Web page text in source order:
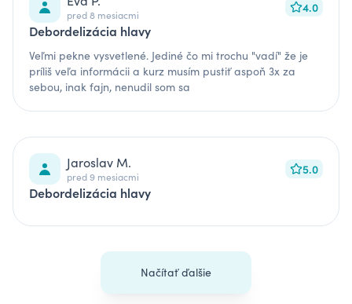
pred 8 mesiacmi 4.0
Debordelizácia hlavy
Veľmi pekne vysvetlené. Jediné čo mi trochu "vadí" že je
príliš veľa informácii a kurz musím pustiť aspoň 3x za
sebou, inak fajn, nenudil som sa
Jaroslav M.
pred 9 mesiacmi 5.0
Debordelizácia hlavy
Načítať ďalšie